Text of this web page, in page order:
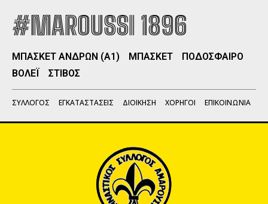
#MAROUSSI 1896
ΜΠΑΣΚΕΤ ΑΝΔΡΩΝ (Α1) ΜΠΑΣΚΕΤ
ΠΟΔΟΣΦΑΙΡΟ
ΒΟΛΕΪ
ΣΤΙΒΟΣ
ΣΥΛΛΟΓΟΣ ΕΓΚΑΤΑΣΤΑΣΕΙΣ ΔΙΟΙΚΗΣΗ ΧΟΡΗΓΟΙ ΕΠΙΚΟΙΝΩΝΙΑ